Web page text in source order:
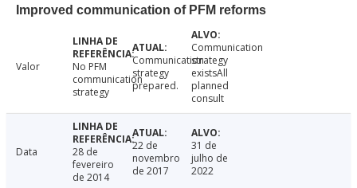
Improved communication of PFM reforms
Valor
No PFM
communication
strategy
Communication
strategy
prepared.
Communication
strategy
existsAll
planned
consult
Data
28 de
fevereiro
de 2014
22 de
novembro
de 2017
31 de
julho de
2022